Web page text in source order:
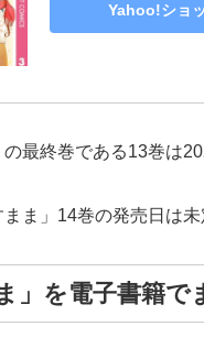
Yahoo!ショ
最終巻である13巻は
ま」14巻の発売日は未
」を電子書籍